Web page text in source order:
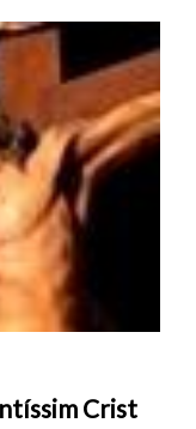
Crist